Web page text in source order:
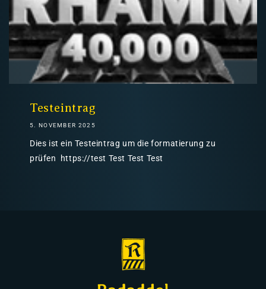
Testeintrag
5. NOVEMBER 2025
Dies ist ein Testeintrag um die formatierung zu
prüfen https://test Test Test Test